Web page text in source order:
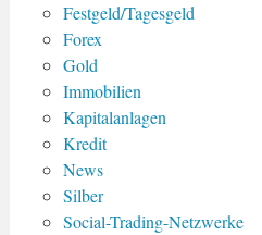
Festgeld/Tagesgeld
Forex
Gold
Immobilien
Kapitalanlagen
Kredit
News
Silber
Social-Trading-Netzwerke